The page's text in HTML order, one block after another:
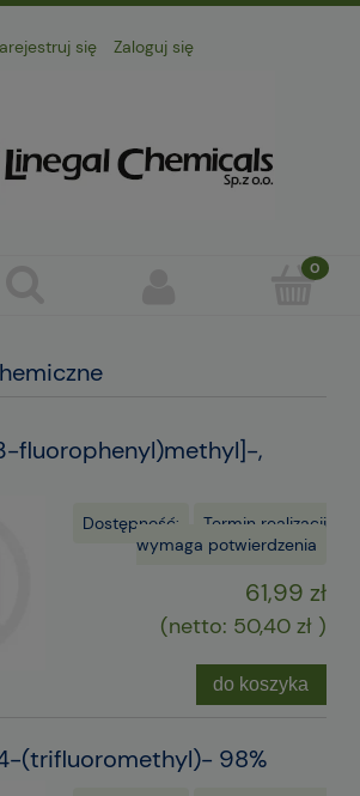
się Zaloguj się
fluorophenyl)methyl]-,
Dostępność:
Termin realizacji
wymaga potwierdzenia
61,99 zł
(netto: 50,40 zł )
do koszyka
(trifluoromethyl)- 98%